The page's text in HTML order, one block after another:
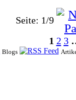
Seite: 1/9
1 2 3
Blogs